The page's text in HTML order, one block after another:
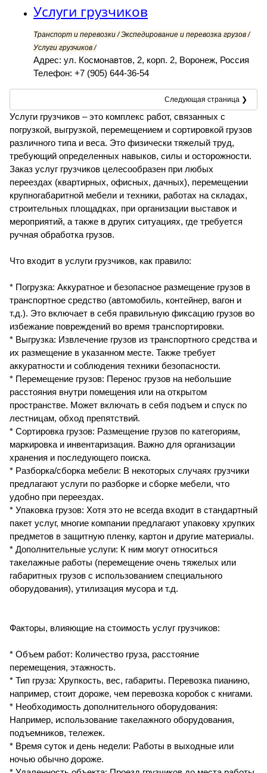
Услуги грузчиков
Транспорт и перевозки / Экспедирование и перевозка грузов /
Услуги грузчиков /
Адрес: ул. Космонавтов, 2, корп. 2, Воронеж, Россия
Телефон: +7 (905) 644-36-54
Следующая страница ❯
Услуги грузчиков – это комплекс работ, связанных с
погрузкой, выгрузкой, перемещением и сортировкой грузов
различного типа и веса. Это физически тяжелый труд,
требующий определенных навыков, силы и осторожности.
Заказ услуг грузчиков целесообразен при любых
переездах (квартирных, офисных, дачных), перемещении
крупногабаритной мебели и техники, работах на складах,
строительных площадках, при организации выставок и
мероприятий, а также в других ситуациях, где требуется
ручная обработка грузов.
Что входит в услуги грузчиков, как правило:
* Погрузка: Аккуратное и безопасное размещение грузов в
транспортное средство (автомобиль, контейнер, вагон и
т.д.). Это включает в себя правильную фиксацию грузов во
избежание повреждений во время транспортировки.
* Выгрузка: Извлечение грузов из транспортного средства и
их размещение в указанном месте. Также требует
аккуратности и соблюдения техники безопасности.
* Перемещение грузов: Перенос грузов на небольшие
расстояния внутри помещения или на открытом
пространстве. Может включать в себя подъем и спуск по
лестницам, обход препятствий.
* Сортировка грузов: Размещение грузов по категориям,
маркировка и инвентаризация. Важно для организации
хранения и последующего поиска.
* Разборка/сборка мебели: В некоторых случаях грузчики
предлагают услуги по разборке и сборке мебели, что
удобно при переездах.
* Упаковка грузов: Хотя это не всегда входит в стандартный
пакет услуг, многие компании предлагают упаковку хрупких
предметов в защитную пленку, картон и другие материалы.
* Дополнительные услуги: К ним могут относиться
такелажные работы (перемещение очень тяжелых или
габаритных грузов с использованием специального
оборудования), утилизация мусора и т.д.
Факторы, влияющие на стоимость услуг грузчиков:
* Объем работ: Количество груза, расстояние
перемещения, этажность.
* Тип груза: Хрупкость, вес, габариты. Перевозка пианино,
например, стоит дороже, чем перевозка коробок с книгами.
* Необходимость дополнительного оборудования:
Например, использование такелажного оборудования,
подъемников, тележек.
* Время суток и день недели: Работы в выходные или
ночью обычно дороже.